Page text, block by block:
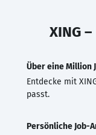
XING
Über eine Million
Entdecke mit
passt.
Persönliche Job-